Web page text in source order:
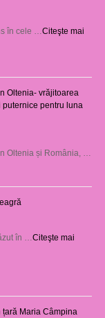
în cele … Citeşte mai
Oltenia- vrăjitoarea
pentru luna
Oltenia și România, …
în … Citeşte mai
Maria Câmpina